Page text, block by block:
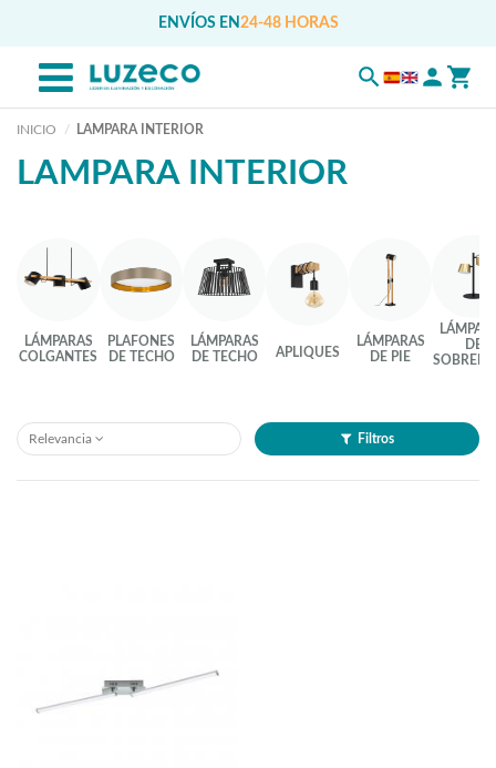
ENVÍOS EN 24-48 HORAS
INICIO LAMPARA INTERIOR
LAMPARA INTERIOR
LÁMPARAS
COLGANTES
PLAFONES
DE TECHO
LÁMPARAS
DE TECHO
APLIQUES
LÁMPARAS
DE PIE
DE
Relevancia Filtros